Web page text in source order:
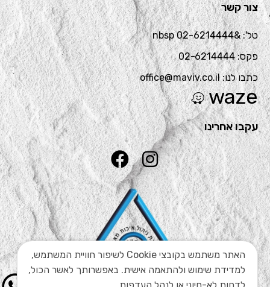
צור קשר
טל': &nbsp 02-6214444
פקס: 02-6214444
כתבו לנו: office@maviv.co.il
waze
עקבו אחרינו
האתר משתמש בקובצי Cookie לשיפור חוויית המשתמש,
למדידת שימוש ולהתאמה אישית. באפשרותך לאשר הכול,